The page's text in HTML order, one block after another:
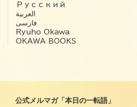
Русский
العربية‏
فارسی
Ryuho Okawa
OKAWA BOOKS
公式メルマガ「本日の一転語」